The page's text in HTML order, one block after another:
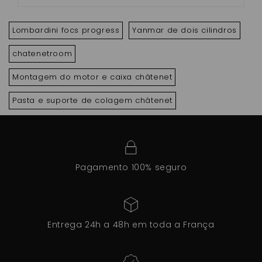
Lombardini focs progress Yanmar de dois cilindros
chatenetroom
Montagem do motor e caixa châtenet
Pasta e suporte de colagem châtenet
Pagamento 100% seguro
Entrega 24h a 48h em toda a França